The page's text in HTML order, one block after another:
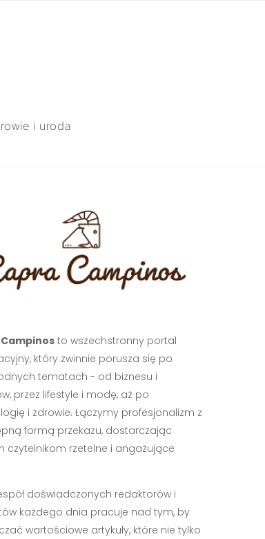
i uroda
to wszechstronny portal
który zwinnie porusza się po
tematach - od biznesu i
przez lifestyle i modę, aż po
i zdrowie. Łączymy profesjonalizm z
formą przekazu, dostarczając
czytelnikom rzetelne i angażujące
doświadczonych redaktorów i
każdego dnia pracuje nad tym, by
wartościowe artykuły, które nie tylko